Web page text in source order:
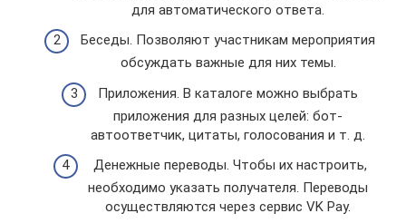
для автоматического ответа.
Беседы. Позволяют участникам мероприятия
обсуждать важные для них темы.
Приложения. В каталоге можно выбрать
приложения для разных целей: бот-
автоответчик, цитаты, голосования и т. д.
Денежные переводы. Чтобы их настроить,
необходимо указать получателя. Переводы
осуществляются через сервис VK Pay.